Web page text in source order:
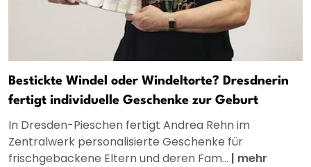
Bestickte Windel oder Windeltorte? Dresdnerin
fertigt individuelle Geschenke zur Geburt
In Dresden-Pieschen fertigt Andrea Rehn im
Zentralwerk personalisierte Geschenke für
frischgebackene Eltern und deren Fam... | mehr